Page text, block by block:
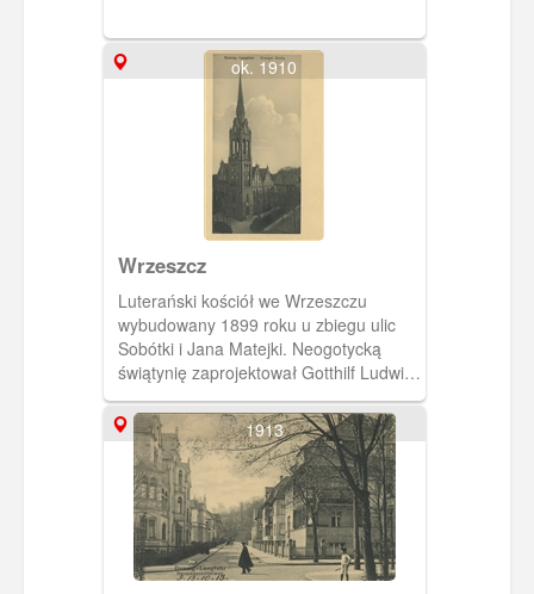
ewangelickiej. Dziś parafialny katolickiej
parafii wojskowo - cywilnej Matki
Odkupiciela. Na pocztówce, na dalszym
palnie widoczna Góra Jana (inaczej
zwana Wzgórzem Zinglera lub Lisim
Wzgórzem). Pocztówka w obiegu od 6
ok. 1910
Wrzeszcz
Luterański kościół we Wrzeszczu
wybudowany 1899 roku u zbiegu ulic
Sobótki i Jana Matejki. Neogotycką
świątynię zaprojektował Gotthilf Ludwig
Mockel. Dzisiaj jest to kościół katolicki
pw. św. Apostołów Piotra i Pawła.
1913